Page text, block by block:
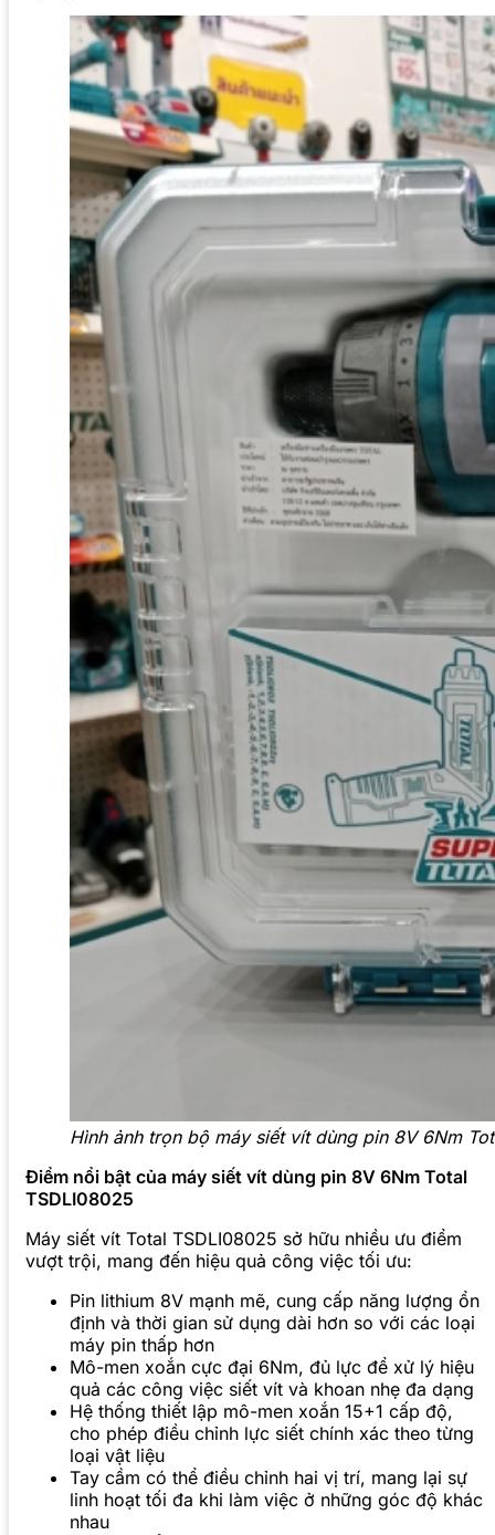
Hình ảnh trọn bộ máy siết vít dùng pin 8V 6Nm
Điểm nổi bật của máy siết vít dùng pin 8V 6Nm Total
TSDLI08025
Máy siết vít Total TSDLI08025 sở hữu nhiều ưu điểm
vượt trội, mang đến hiệu quả công việc tối ưu:
Pin lithium 8V mạnh mẽ, cung cấp năng lượng ổn
định và thời gian sử dụng dài hơn so với các loại
máy pin thấp hơn
Mô-men xoắn cực đại 6Nm, đủ lực để xử lý hiệu
quả các công việc siết vít và khoan nhẹ đa dạng
Hệ thống thiết lập mô-men xoắn 15+1 cấp độ,
cho phép điều chỉnh lực siết chính xác theo từng
loại vật liệu
Tay cầm có thể điều chỉnh hai vị trí, mang lại sự
linh hoạt tối đa khi làm việc ở những góc độ khác
nhau